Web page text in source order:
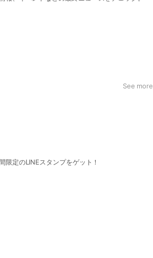
See more
限定のLINEスタンプをゲット！